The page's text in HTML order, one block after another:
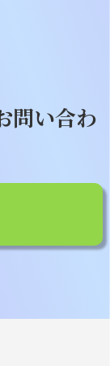
問い合わ